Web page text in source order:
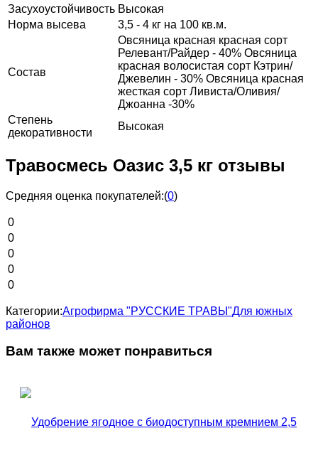
Засухоустойчивость Высокая
Норма высева
3,5 - 4 кг на 100 кв.м.
Состав
Овсяница красная красная сорт
Релевант/Райдер - 40% Овсяница
красная волосистая сорт Кэтрин/
Джевелин - 30% Овсяница красная
жесткая сорт Ливиста/Оливия/
Джоанна -30%
Степень
декоративности
Высокая
Травосмесь Оазис 3,5 кг отзывы
Средняя оценка покупателей:(0)
0
0
0
0
0
Категории:Агрофирма "РУССКИЕ ТРАВЫ"Для южных
районов
Вам также может понравиться